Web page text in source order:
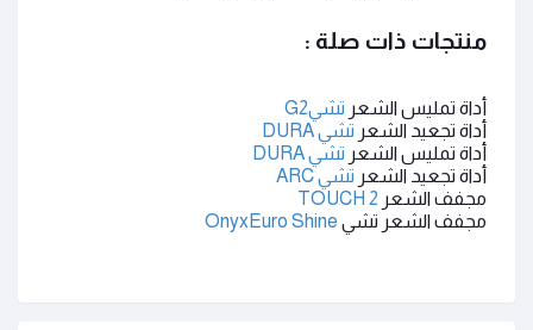
منتجات ذات صلة :
أداة تمليس الشعر تشيG2
أداة تجعيد الشعر تشيDURA
أداة تمليس الشعر تشيDURA
أداة تجعيد الشعر تشيARC
مجفف الشعر
TOUCH 2
مجفف الشعر تشي OnyxEuro Shine